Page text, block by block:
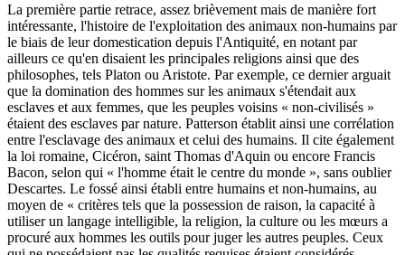
La première partie retrace, assez brièvement mais de manière fort
intéressante, l'histoire de l'exploitation des animaux non-humains par
le biais de leur domestication depuis l'Antiquité, en notant par
ailleurs ce qu'en disaient les principales religions ainsi que des
philosophes, tels Platon ou Aristote. Par exemple, ce dernier arguait
que la domination des hommes sur les animaux s'étendait aux
esclaves et aux femmes, que les peuples voisins « non-civilisés »
étaient des esclaves par nature. Patterson établit ainsi une corrélation
entre l'esclavage des animaux et celui des humains. Il cite également
la loi romaine, Cicéron, saint Thomas d'Aquin ou encore Francis
Bacon, selon qui « l'homme était le centre du monde », sans oublier
Descartes. Le fossé ainsi établi entre humains et non-humains, au
moyen de « critères tels que la possession de raison, la capacité à
utiliser un langage intelligible, la religion, la culture ou les mœurs a
procuré aux hommes les outils pour juger les autres peuples. Ceux